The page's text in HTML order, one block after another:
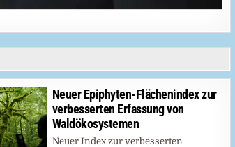
Neuer Epiphyten-Flächenindex zur
verbesserten Erfassung von
Waldökosystemen
Neuer Index zur verbesserten